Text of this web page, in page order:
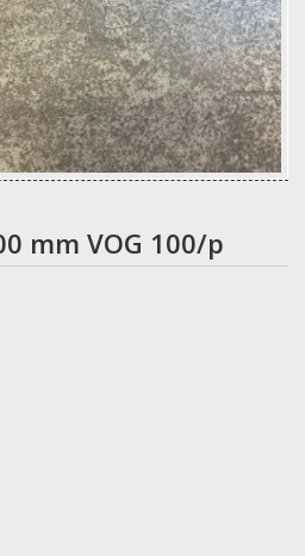
mm VOG 100/p